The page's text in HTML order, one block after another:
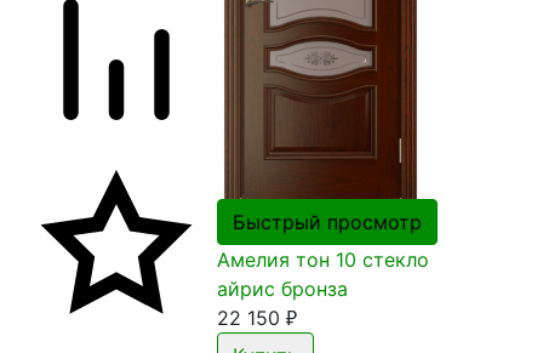
Быстрый просмотр
Амелия тон 10 стекло
айрис бронза
22 150 ₽